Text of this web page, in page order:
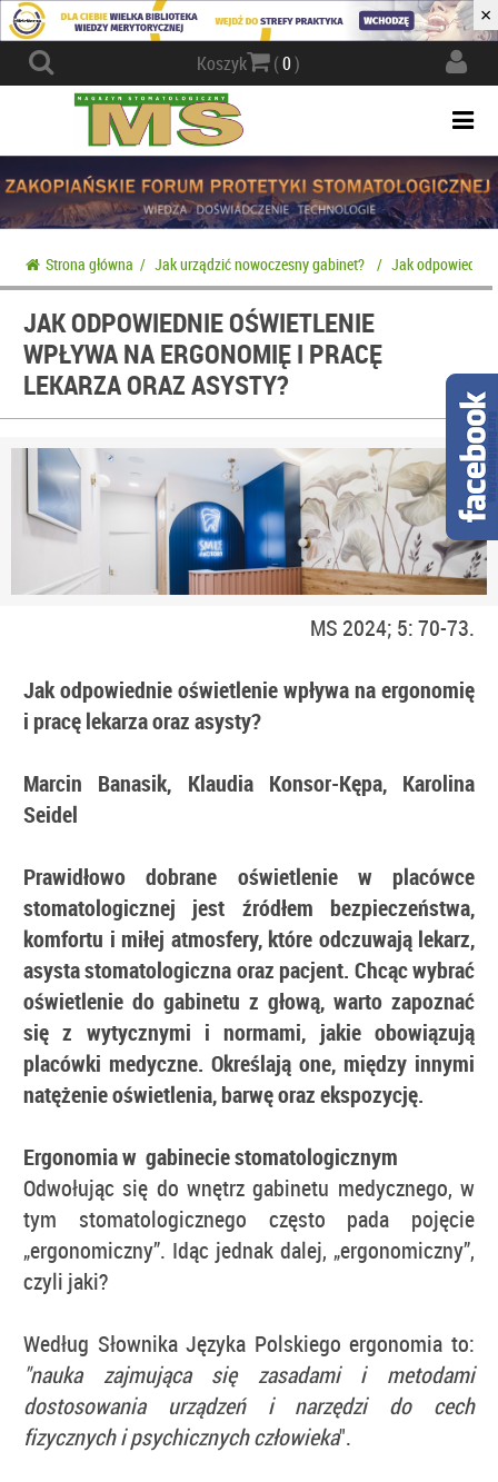
×
Koszyk (0)
Strona główna / Jak urządzić nowoczesny gabinet? / Jak odpowiednie
JAK ODPOWIEDNIE OŚWIETLENIE
WPŁYWA NA ERGONOMIĘ I PRACĘ
LEKARZA ORAZ ASYSTY?
MS 2024; 5: 70-73.
Jak odpowiednie oświetlenie wpływa na ergonomię
i pracę lekarza oraz asysty?
Marcin Banasik, Klaudia Konsor-Kępa, Karolina
Seidel
Prawidłowo dobrane oświetlenie w placówce
stomatologicznej jest źródłem bezpieczeństwa,
komfortu i miłej atmosfery, które odczuwają lekarz,
asysta stomatologiczna oraz pacjent. Chcąc wybrać
oświetlenie do gabinetu z głową, warto zapoznać
się z wytycznymi i normami, jakie obowiązują
placówki medyczne. Określają one, między innymi
natężenie oświetlenia, barwę oraz ekspozycję.
Ergonomia w gabinecie stomatologicznym
Odwołując się do wnętrz gabinetu medycznego, w
tym stomatologicznego często pada pojęcie
„ergonomiczny”. Idąc jednak dalej, „ergonomiczny”,
czyli jaki?
Według Słownika Języka Polskiego ergonomia to:
"nauka zajmująca się zasadami i metodami
dostosowania urządzeń i narzędzi do cech
fizycznych i psychicznych człowieka".